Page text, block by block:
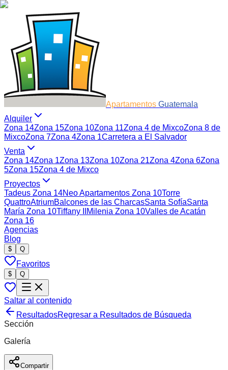
Apartamentos Guatemala
Alquiler
Zona 14Zona 15Zona 10Zona 11Zona 4 de MixcoZona 8 de
MixcoZona 7Zona 4Zona 1Carretera a El Salvador
Venta
Zona 14Zona 1Zona 13Zona 10Zona 21Zona 4Zona 6Zona
5Zona 15Zona 4 de Mixco
Proyectos
Tadeus Zona 14Neo Apartamentos Zona 10Torre
QuattroAtriumBalcones de las CharcasSanta SofíaSanta
María Zona 10Tiffany II Milenia Zona 10Valles de Acatán
Zona 16
Agencias
Blog
$ Q
Favoritos
$ Q
Saltar al contenido
ResultadosRegresar a Resultados de Búsqueda
Sección
Galería
Compartir